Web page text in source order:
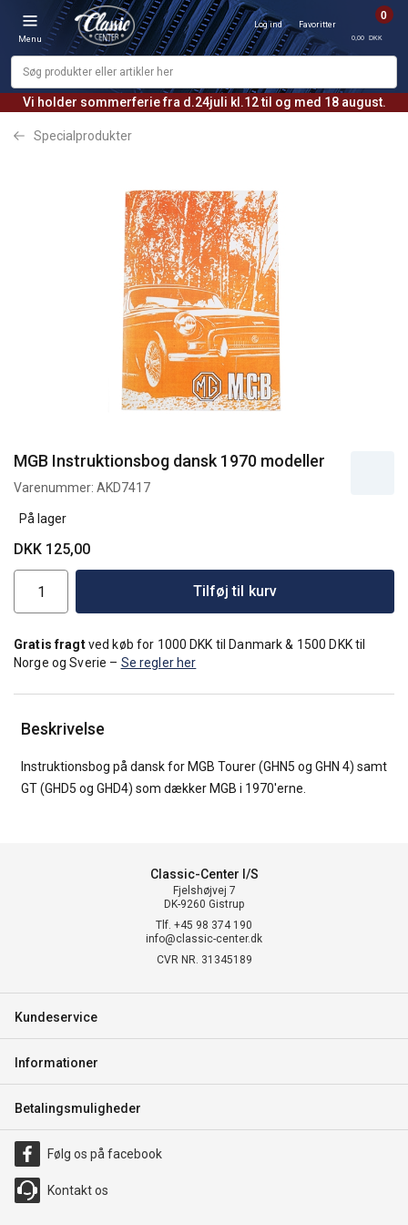
Vi holder sommerferie fra d.24juli kl.12 til og med 18 august.
Menu
Log ind Favoritter
0
0,00 DKK
Specialprodukter
MGB Instruktionsbog dansk 1970 modeller
Varenummer: AKD7417
På lager
DKK 125,00
Tilføj til kurv
Gratis fragtved køb for 1000 DKK til Danmark & 1500 DKK til
Norge og Sverie – Se regler her
Beskrivelse
Instruktionsbog på dansk for MGB Tourer (GHN5 og GHN 4) samt
GT (GHD5 og GHD4) som dækker MGB i 1970'erne.
Classic-Center I/S
Fjelshøjvej 7
DK-9260 Gistrup
Tlf. +45 98 374 190
info@classic-center.dk
CVR NR. 31345189
Kundeservice
Informationer
Betalingsmuligheder
Følg os på facebook
Kontakt os